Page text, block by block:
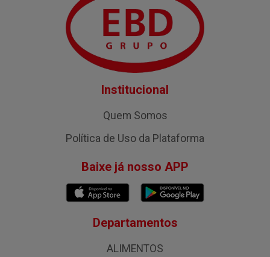
Institucional
Quem Somos
Política de Uso da Plataforma
Baixe já nosso APP
Departamentos
ALIMENTOS